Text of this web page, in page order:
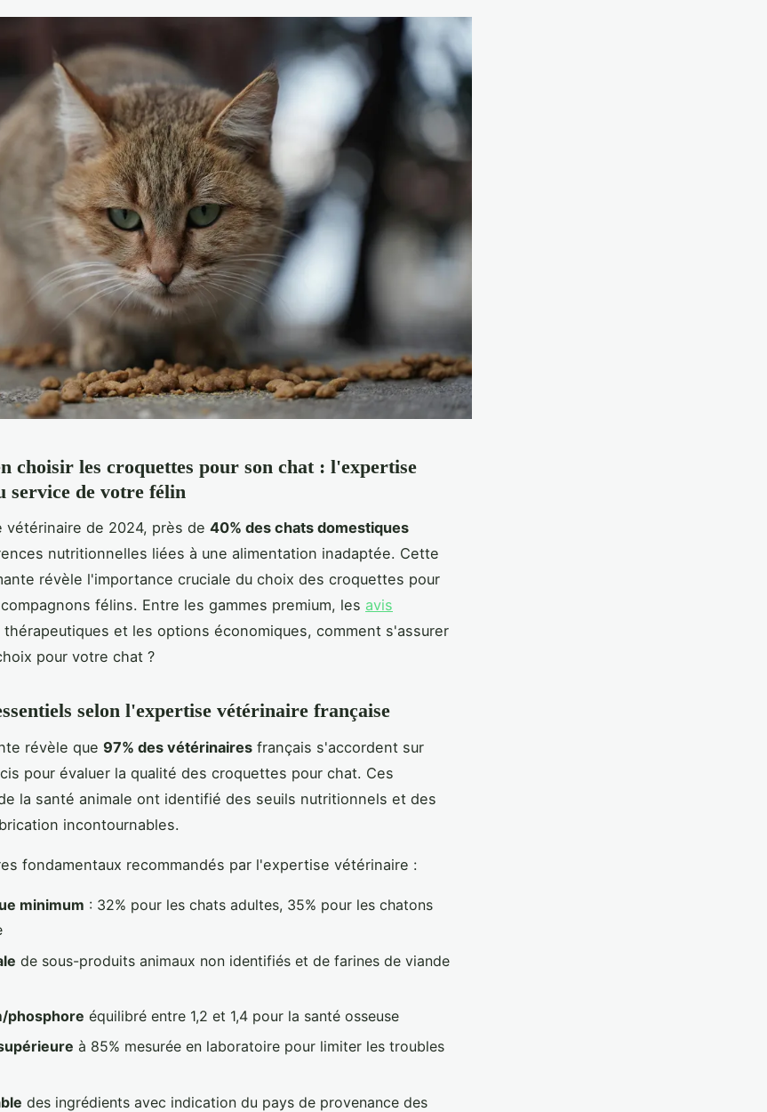
choisir les croquettes pour son chat : l'expertise
service de votre félin
vétérinaire de 2024, près de 40% des chats domestiques
nutritionnelles liées à une alimentation inadaptée. Cette
révèle l'importance cruciale du choix des croquettes pour
félins. Entre les gammes premium, les avis
thérapeutiques et les options économiques, comment s'assurer
pour votre chat ?
selon l'expertise vétérinaire française
révèle que 97% des vétérinaires français s'accordent sur
pour évaluer la qualité des croquettes pour chat. Ces
la santé animale ont identifié des seuils nutritionnels et des
incontournables.
fondamentaux recommandés par l'expertise vétérinaire :
minimum : 32% pour les chats adultes, 35% pour les chatons
de sous-produits animaux non identifiés et de farines de viande
phosphore équilibré entre 1,2 et 1,4 pour la santé osseuse
à 85% mesurée en laboratoire pour limiter les troubles
des ingrédients avec indication du pays de provenance des